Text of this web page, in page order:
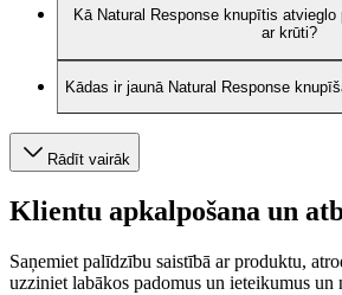
Kā Natural Response knupītis atvieglo
ar krūti?
Kādas ir jaunā Natural Response
Rādīt vairāk
Klientu apkalpošana un
Saņemiet palīdzību saistībā ar produktu,
uzziniet labākos padomus un ieteikumus un